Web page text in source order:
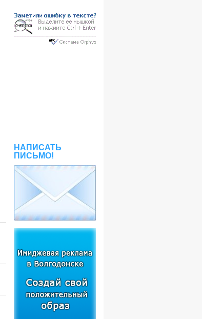
НАПИСАТЬ
ПИСЬМО!